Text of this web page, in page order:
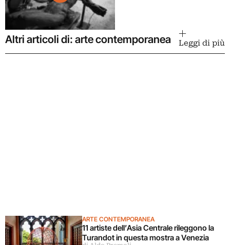
Altri articoli di: arte contemporanea Leggi di più
ARTE CONTEMPORANEA
11 artiste dell’Asia Centrale rileggono la
Turandot in questa mostra a Venezia